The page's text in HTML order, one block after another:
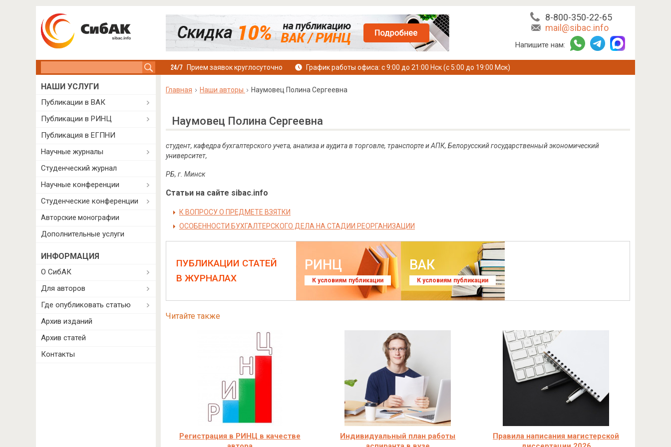
8-800-350-22-65
mail@sibac.info
Напишите нам:
Прием заявок круглосуточно График работы офиса: с 9:00 до 21:00 Нск (с 5:00 до 19:00 Мск)
Главная Наши авторы Наумовец Полина Сергеевна
Наумовец Полина Сергеевна
студент, кафедра бухгалтерского учета, анализа и аудита в торговле, транспорте и АПК, Белорусский государственный экономический
университет,
РБ, г. Минск
Статьи на сайте sibac.info
К ВОПРОСУ О ПРЕДМЕТЕ ВЗЯТКИ
ОСОБЕННОСТИ БУХГАЛТЕРСКОГО ДЕЛА НА СТАДИИ РЕОРГАНИЗАЦИИ
ПУБЛИКАЦИИ СТАТЕЙ
В ЖУРНАЛАХ
РИНЦ
К условиям публикации
ВАК
К условиям публикации
Читайте также
Регистрация в РИНЦ в качестве
Индивидуальный план работы
Правила написания магистерской
НАШИ УСЛУГИ
Публикации в ВАК
Публикации в РИНЦ
Публикация в ЕГПНИ
Научные журналы
Студенческий журнал
Научные конференции
Студенческие конференции
Авторские монографии
Дополнительные услуги
ИНФОРМАЦИЯ
О СибАК
Для авторов
Где опубликовать статью
Архив изданий
Архив статей
Контакты